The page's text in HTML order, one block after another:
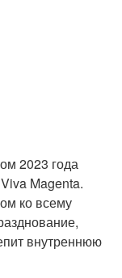
2023 года
Magenta.
ко всему
внутреннюю